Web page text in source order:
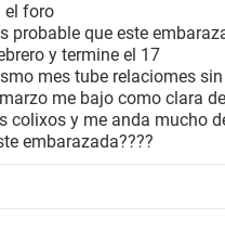
el foro
probable que este
y termine el 17
mes tube relaciomes
me bajo como clara
colixos y me anda mucho
embarazada????